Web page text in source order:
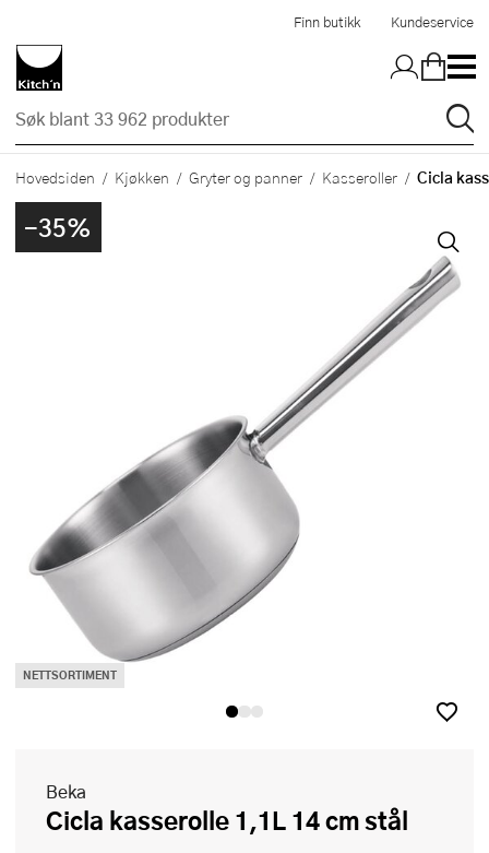
Finn butikk Kundeservice
Hovedsiden Kjøkken Gryter og panner Kasseroller Cicla
-35%
NETTSORTIMENT
Beka
Cicla kasserolle 1,1L 14 cm stål